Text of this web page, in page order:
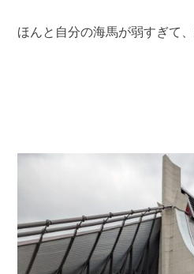
ほんと自分の海馬が弱すぎて